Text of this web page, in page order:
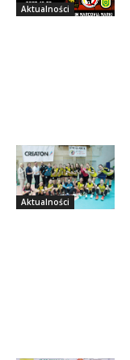
Aktualności
Aktualności